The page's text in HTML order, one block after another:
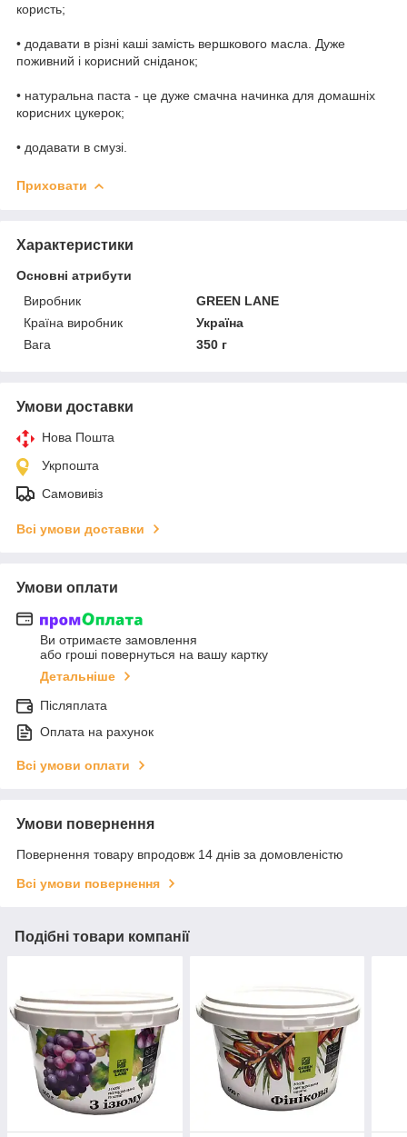
користь;
• додавати в різні каші замість вершкового масла. Дуже
поживний і корисний сніданок;
• натуральна паста - це дуже смачна начинка для домашніх
корисних цукерок;
• додавати в смузі.
Приховати
Характеристики
Основні атрибути
Виробник
GREEN LANE
Країна виробник
Україна
Вага
350 г
Умови доставки
Нова Пошта
Укрпошта
Самовивіз
Всі умови доставки
Умови оплати
Ви отримаєте замовлення
або гроші повернуться на вашу картку
Детальніше
Післяплата
Оплата на рахунок
Всі умови оплати
Умови повернення
Повернення товару впродовж 14 днів за домовленістю
Всі умови повернення
Подібні товари компанії